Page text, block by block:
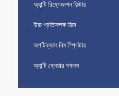
অ্যান্টি রিফ্লেকশন ফিল্টার
উচ্চ প্রতিফলক ফিল্ম
অপটিক্যাল বিম স্প্লিটার
অ্যান্টি গ্লেয়ার গগলস